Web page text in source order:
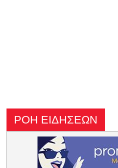
ΡΟΗ ΕΙΔΗΣΕΩΝ